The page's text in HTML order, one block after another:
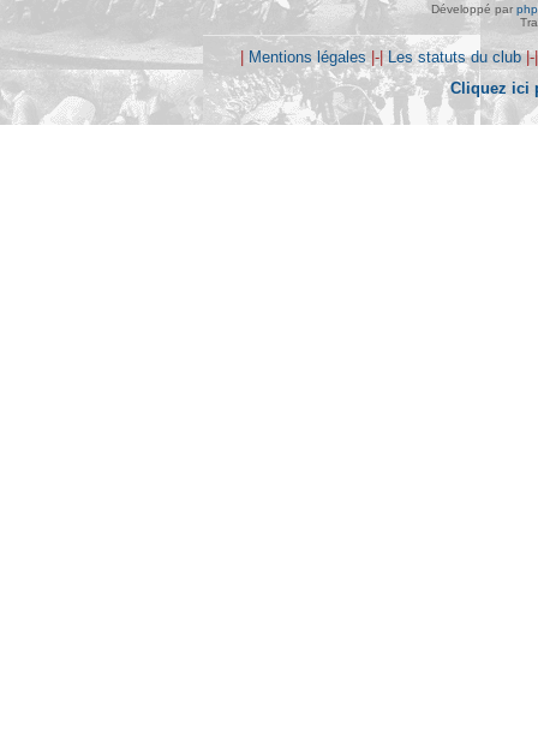
Développé par
| Mentions légales |-|Les statuts du club
Cliquez ici